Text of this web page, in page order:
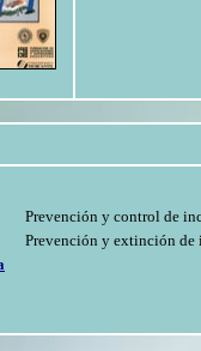
Prevención y control de
Prevención y extinción de